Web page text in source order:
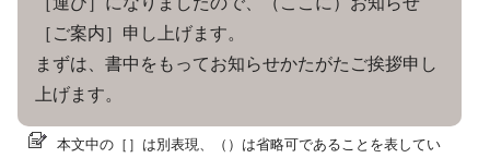
［ご案内］申し上げます。
まずは、書中をもってお知らせかたがたご挨拶申し
上げます。
本文中の［］は別表現、（）は省略可であることを表してい